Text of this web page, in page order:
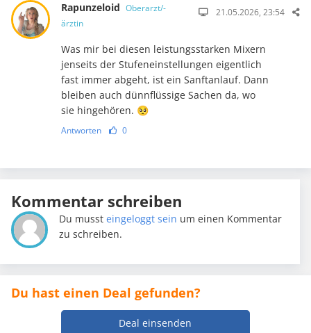
Rapunzeloid Oberarzt/-
ärztin
21.05.2026, 23:54
Was mir bei diesen leistungsstarken Mixern
jenseits der Stufen­ein­stel­lun­gen eigentlich
fast immer abgeht, ist ein Sanftanlauf. Dann
bleiben auch dünnflüssige Sachen da, wo
sie hingehören. 🥺
Antworten 0
Kommentar schreiben
Du mussteingeloggt sein um einen Kommentar
zu schreiben.
Du hast einen Deal gefunden?
Deal einsenden